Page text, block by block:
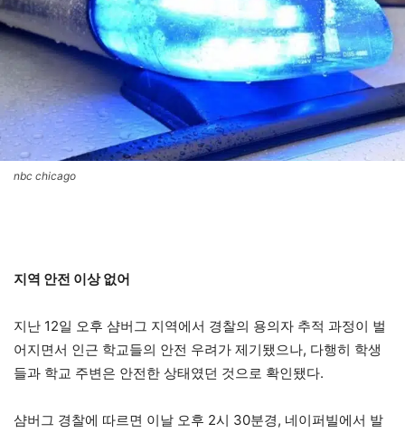
nbc chicago
지역 안전 이상 없어
지난 12일 오후 샴버그 지역에서 경찰의 용의자 추적 과정이 벌
어지면서 인근 학교들의 안전 우려가 제기됐으나, 다행히 학생
들과 학교 주변은 안전한 상태였던 것으로 확인됐다.
샴버그 경찰에 따르면 이날 오후 2시 30분경, 네이퍼빌에서 발